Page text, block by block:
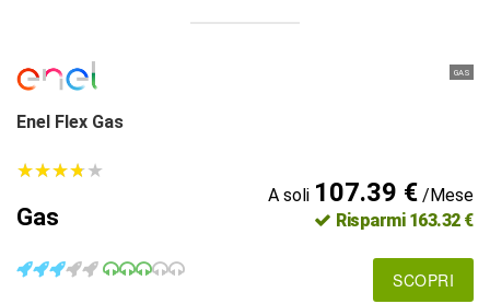
GAS
Enel Flex Gas
★★★★★
★★★★★
Gas
A soli 107.39 €/Mese
Risparmi 163.32 €
SCOPRI